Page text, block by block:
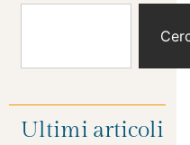
Ultimi articoli